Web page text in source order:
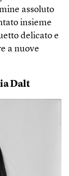
assoluto
insieme
delicato e
a nuove
Dalt